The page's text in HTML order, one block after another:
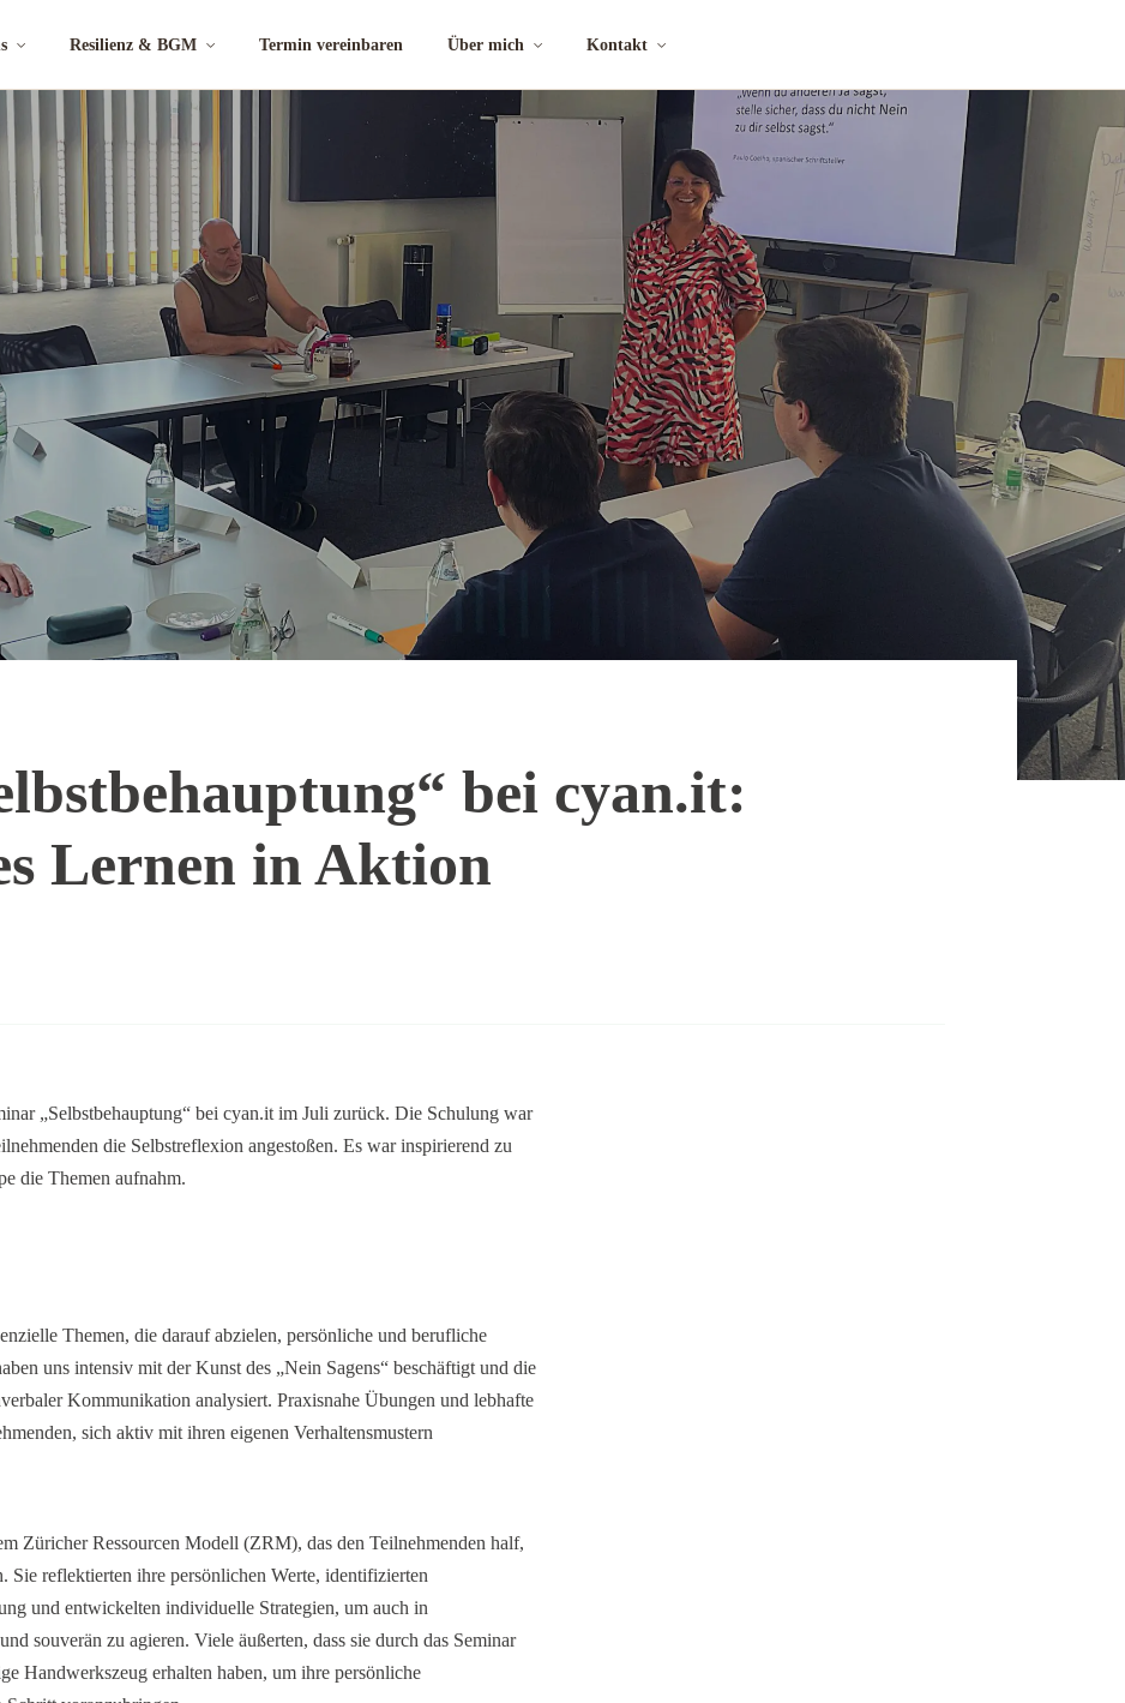
Resilienz & BGM Termin vereinbaren Über mich Kontakt
bei cyan.it:
Lernen in Aktion
„Selbstbehauptung“ bei cyan.it im Juli zurück. Die Schulung war
die Selbstreflexion angestoßen. Es war inspirierend zu
die Themen aufnahm.
Themen, die darauf abzielen, persönliche und berufliche
uns intensiv mit der Kunst des „Nein Sagens“ beschäftigt und die
Kommunikation analysiert. Praxisnahe Übungen und lebhafte
sich aktiv mit ihren eigenen Verhaltensmustern
Züricher Ressourcen Modell (ZRM), das den Teilnehmenden half,
Sie reflektierten ihre persönlichen Werte, identifizierten
und entwickelten individuelle Strategien, um auch in
souverän zu agieren. Viele äußerten, dass sie durch das Seminar
Handwerkszeug erhalten haben, um ihre persönliche